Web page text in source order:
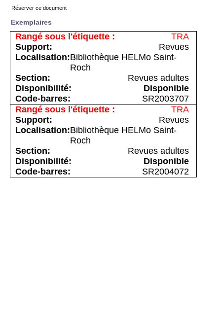
Réserver ce document
Exemplaires
TRA
Revues
Bibliothèque HELMo Saint-
Roch
Revues adultes
Disponible
SR2003707
TRA
Revues
Bibliothèque HELMo Saint-
Roch
Revues adultes
Disponible
SR2004072